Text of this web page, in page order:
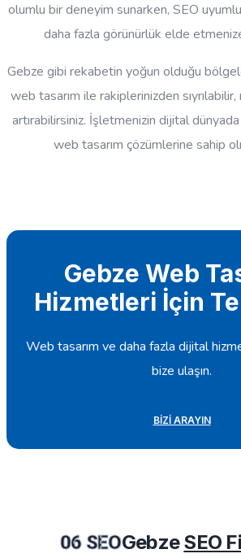
olumlu bir deneyim sunarken, SEO
daha fazla görünürlük elde
Gebze gibi rekabetin yoğun olduğu
web tasarım ile rakiplerinizden sıyrılabilir,
artırabilirsiniz. İşletmenizin dijital
web tasarım çözümlerine sahip
Gebze Web
Hizmetleri İçin
Web tasarım ve daha fazla dijital
bize ulaşın.
BIZI ARAYIN
06 SEOGebzeSEO